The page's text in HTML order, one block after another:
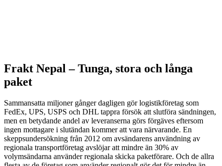
Frakt Nepal –Tunga, stora och långa
paket
Sammansatta miljoner gånger dagligen gör logistikföretag som
FedEx, UPS, USPS och DHL tappra försök att slutföra sändningen,
men en betydande andel av leveranserna görs förgäves eftersom
ingen mottagare i slutändan kommer att vara närvarande. En
skeppsundersökning från 2012 om avsändarens användning av
regionala transportföretag avslöjar att mindre än 30% av
volymsändarna använder regionala skicka paketförare. Och de allra